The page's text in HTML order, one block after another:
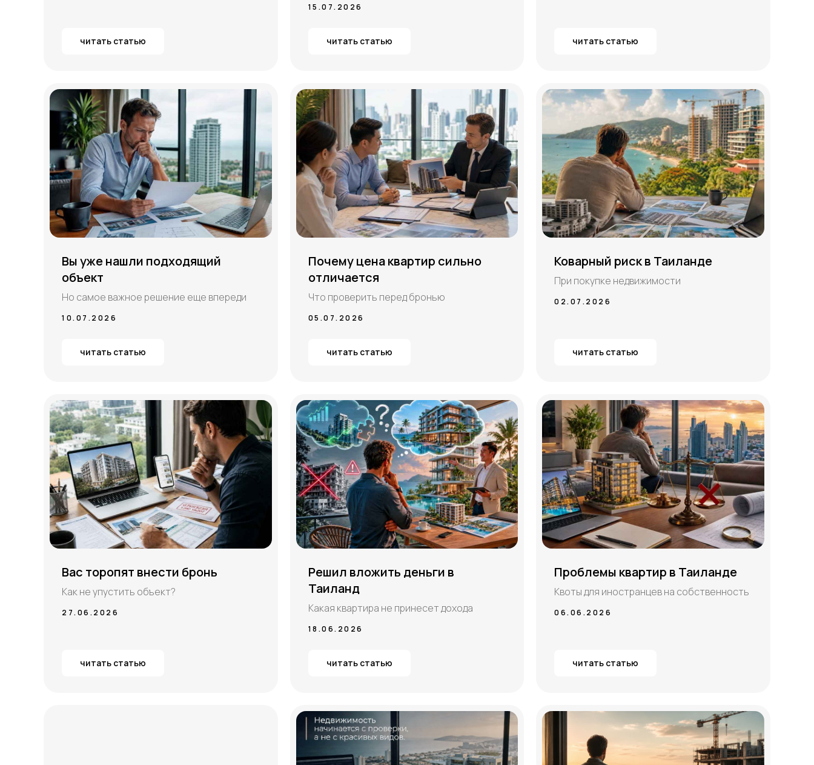
читать статью
15.07.2026
читать статью читать статью
Вы уже нашли подходящий
объект
Но самое важное решение еще впереди
10.07.2026
читать статью
Почему цена квартир сильно
отличается
Что проверить перед бронью
05.07.2026
читать статью
Коварный риск в Таиланде
При покупке недвижимости
02.07.2026
читать статью
Вас торопят внести бронь
Как не упустить объект?
27.06.2026
читать статью
Решил вложить деньги в
Таиланд
Какая квартира не принесет дохода
18.06.2026
читать статью
Проблемы квартир в Таиланде
Квоты для иностранцев на собственность
06.06.2026
читать статью